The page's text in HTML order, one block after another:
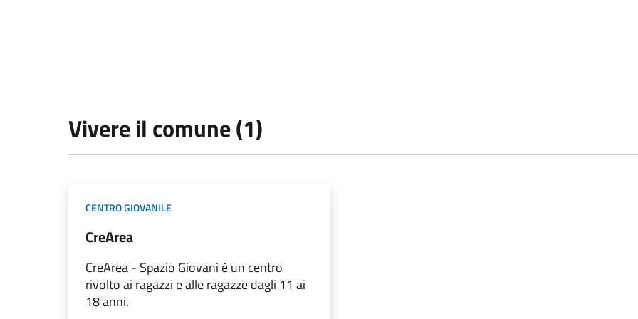
Vivere il comune (1)
CENTRO GIOVANILE
CreArea
CreArea - Spazio Giovani è un centro
rivolto ai ragazzi e alle ragazze dagli 11 ai
18 anni.